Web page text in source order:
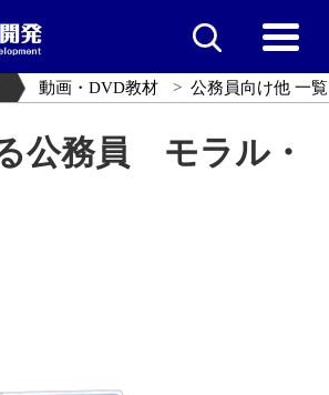
動画・DVD教材 公務員向け他 一覧
公務員 モラル・